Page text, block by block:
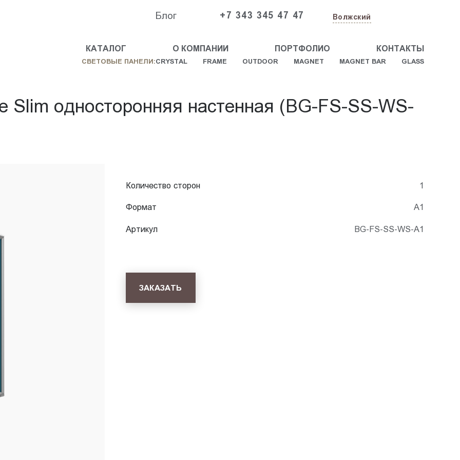
Блог +7 343 345 47 47 Волжский
КАТАЛОГ О КОМПАНИИ ПОРТФОЛИО КОНТАКТЫ
СВЕТОВЫЕ ПАНЕЛИ:CRYSTAL FRAME OUTDOOR MAGNET MAGNET BAR GLASS
Slim односторонняя настенная (BG-FS-SS-WS-
Количество сторон 1
Формат А1
Артикул BG-FS-SS-WS-A1
ЗАКАЗАТЬ